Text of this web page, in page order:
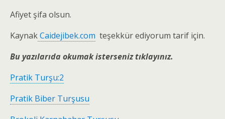
Afiyet şifa olsun.
KaynakCaidejibek.com teşekkür ediyorum tarif için.
Bu yazılarıda okumak isterseniz tıklayınız.
Pratik Turşu:2
Pratik Biber Turşusu